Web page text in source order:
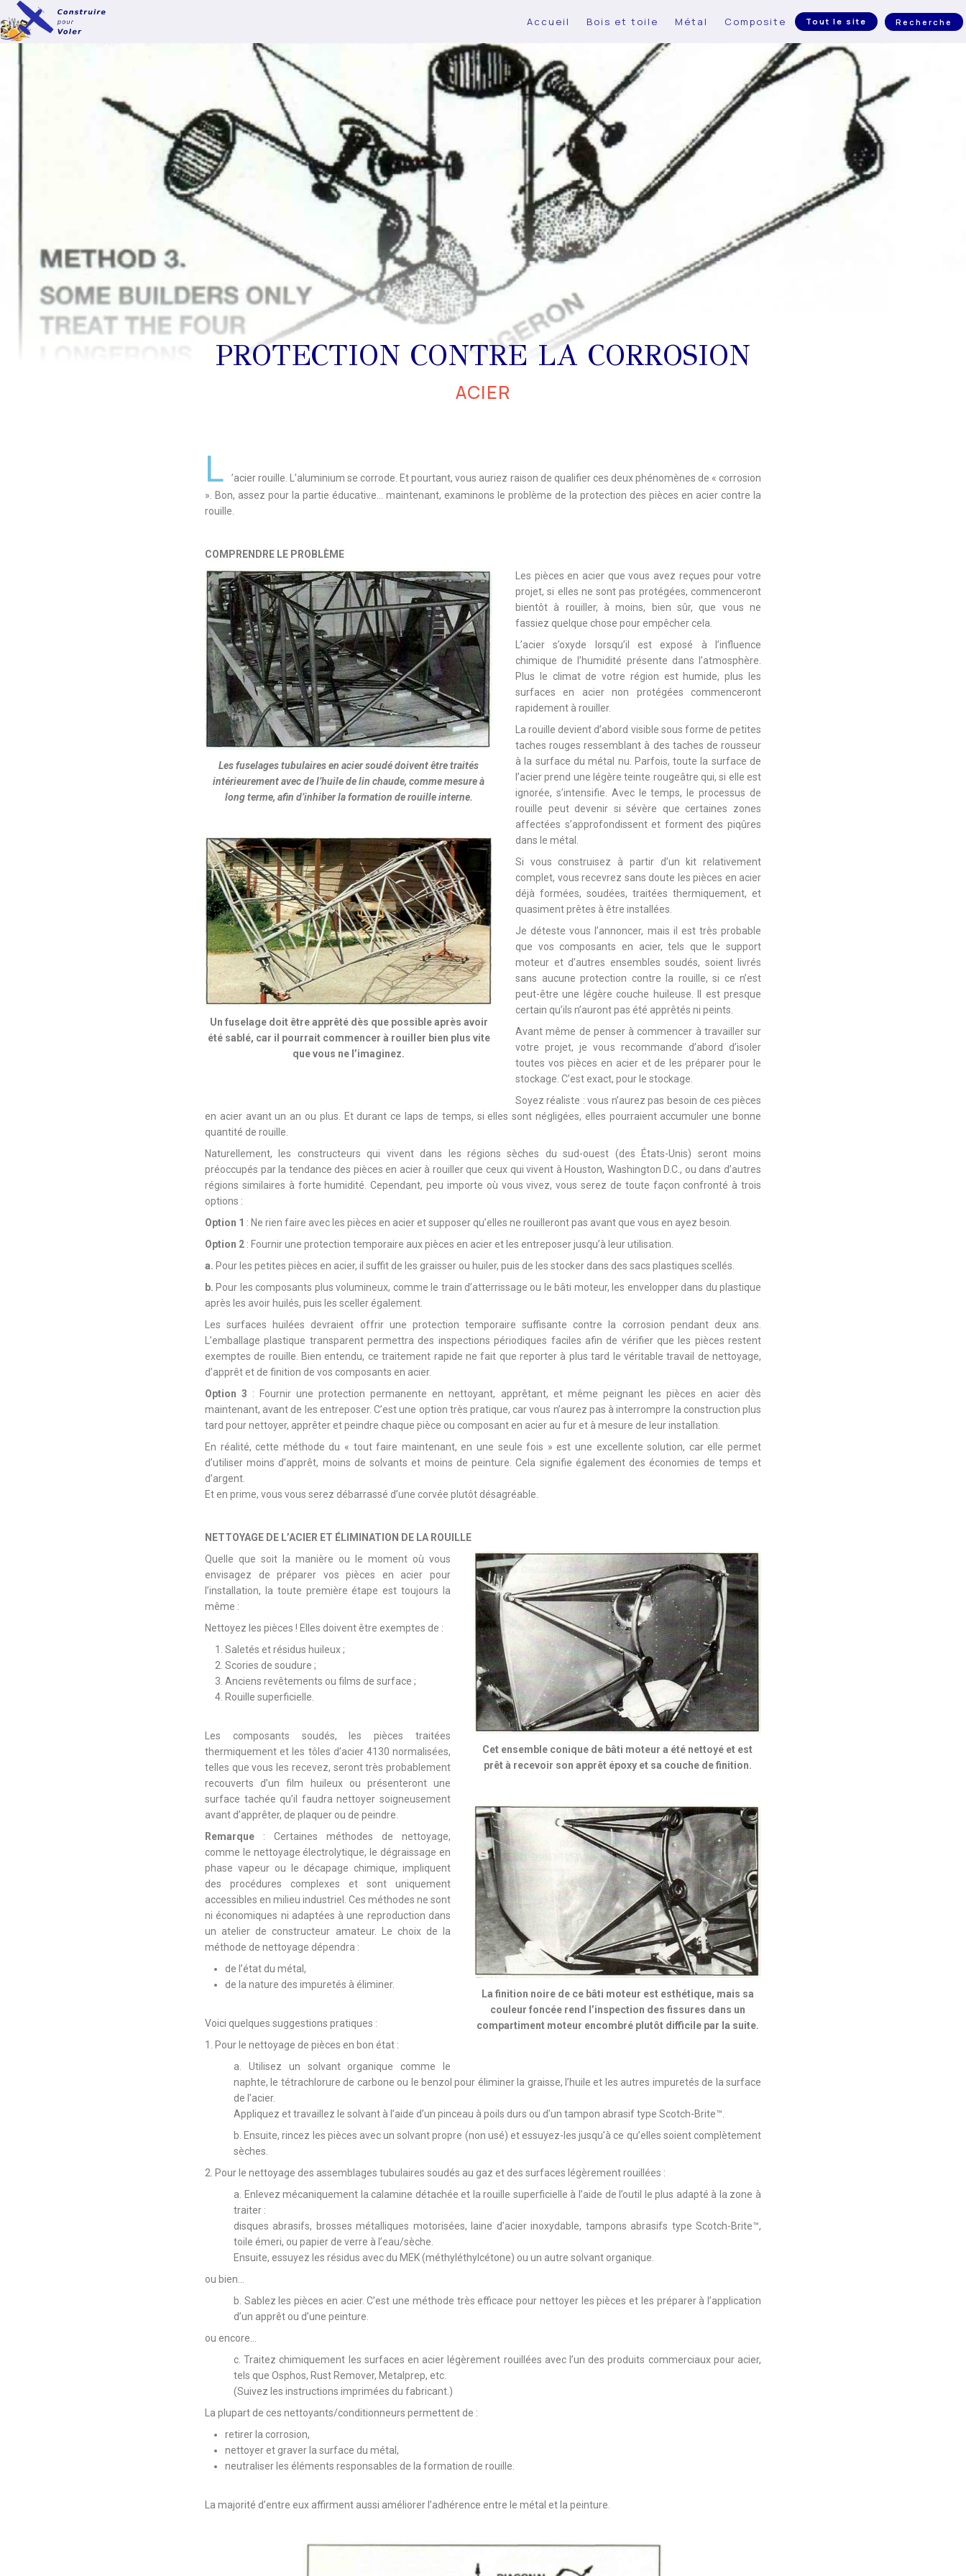
Accueil Bois et toile Métal Composite Tout le site Recherche
PROTECTION CONTRE LA CORROSION
ACIER
L
’acier rouille. L’aluminium se corrode. Et pourtant, vous auriez raison de qualifier ces deux phénomènes de « corrosion
». Bon, assez pour la partie éducative… maintenant, examinons le problème de la protection des pièces en acier contre la
rouille.
COMPRENDRE LE PROBLÈME
Les fuselages tubulaires en acier soudé doivent être traités
intérieurement avec de l’huile de lin chaude, comme mesure à
long terme, afin d’inhiber la formation de rouille interne.
Un fuselage doit être apprêté dès que possible après avoir
été sablé, car il pourrait commencer à rouiller bien plus vite
que vous ne l’imaginez.
Les pièces en acier que vous avez reçues pour votre
projet, si elles ne sont pas protégées, commenceront
bientôt à rouiller, à moins, bien sûr, que vous ne
fassiez quelque chose pour empêcher cela.
L’acier s’oxyde lorsqu’il est exposé à l’influence
chimique de l’humidité présente dans l’atmosphère.
Plus le climat de votre région est humide, plus les
surfaces en acier non protégées commenceront
rapidement à rouiller.
La rouille devient d’abord visible sous forme de petites
taches rouges ressemblant à des taches de rousseur
à la surface du métal nu. Parfois, toute la surface de
l’acier prend une légère teinte rougeâtre qui, si elle est
ignorée, s’intensifie. Avec le temps, le processus de
rouille peut devenir si sévère que certaines zones
affectées s’approfondissent et forment des piqûres
dans le métal.
Si vous construisez à partir d’un kit relativement
complet, vous recevrez sans doute les pièces en acier
déjà formées, soudées, traitées thermiquement, et
quasiment prêtes à être installées.
Je déteste vous l’annoncer, mais il est très probable
que vos composants en acier, tels que le support
moteur et d’autres ensembles soudés, soient livrés
sans aucune protection contre la rouille, si ce n’est
peut-être une légère couche huileuse. Il est presque
certain qu’ils n’auront pas été apprêtés ni peints.
Avant même de penser à commencer à travailler sur
votre projet, je vous recommande d’abord d’isoler
toutes vos pièces en acier et de les préparer pour le
stockage. C’est exact, pour le stockage.
Soyez réaliste : vous n’aurez pas besoin de ces pièces
en acier avant un an ou plus. Et durant ce laps de temps, si elles sont négligées, elles pourraient accumuler une bonne
quantité de rouille.
Naturellement, les constructeurs qui vivent dans les régions sèches du sud-ouest (des États-Unis) seront moins
préoccupés par la tendance des pièces en acier à rouiller que ceux qui vivent à Houston, Washington D.C., ou dans d’autres
régions similaires à forte humidité. Cependant, peu importe où vous vivez, vous serez de toute façon confronté à trois
options :
Option 1 : Ne rien faire avec les pièces en acier et supposer qu’elles ne rouilleront pas avant que vous en ayez besoin.
Option 2 : Fournir une protection temporaire aux pièces en acier et les entreposer jusqu’à leur utilisation.
a. Pour les petites pièces en acier, il suffit de les graisser ou huiler, puis de les stocker dans des sacs plastiques scellés.
b. Pour les composants plus volumineux, comme le train d’atterrissage ou le bâti moteur, les envelopper dans du plastique
après les avoir huilés, puis les sceller également.
Les surfaces huilées devraient offrir une protection temporaire suffisante contre la corrosion pendant deux ans.
L’emballage plastique transparent permettra des inspections périodiques faciles afin de vérifier que les pièces restent
exemptes de rouille. Bien entendu, ce traitement rapide ne fait que reporter à plus tard le véritable travail de nettoyage,
d’apprêt et de finition de vos composants en acier.
Option 3 : Fournir une protection permanente en nettoyant, apprêtant, et même peignant les pièces en acier dès
maintenant, avant de les entreposer. C’est une option très pratique, car vous n’aurez pas à interrompre la construction plus
tard pour nettoyer, apprêter et peindre chaque pièce ou composant en acier au fur et à mesure de leur installation.
En réalité, cette méthode du « tout faire maintenant, en une seule fois » est une excellente solution, car elle permet
d’utiliser moins d’apprêt, moins de solvants et moins de peinture. Cela signifie également des économies de temps et
d’argent.
Et en prime, vous vous serez débarrassé d’une corvée plutôt désagréable.
NETTOYAGE DE L’ACIER ET ÉLIMINATION DE LA ROUILLE
Cet ensemble conique de bâti moteur a été nettoyé et est
prêt à recevoir son apprêt époxy et sa couche de finition.
La finition noire de ce bâti moteur est esthétique, mais sa
couleur foncée rend l’inspection des fissures dans un
compartiment moteur encombré plutôt difficile par la suite.
Quelle que soit la manière ou le moment où vous
envisagez de préparer vos pièces en acier pour
l’installation, la toute première étape est toujours la
même :
Nettoyez les pièces ! Elles doivent être exemptes de :
Saletés et résidus huileux ;
Scories de soudure ;
Anciens revêtements ou films de surface ;
Rouille superficielle.
Les composants soudés, les pièces traitées
thermiquement et les tôles d’acier 4130 normalisées,
telles que vous les recevez, seront très probablement
recouverts d’un film huileux ou présenteront une
surface tachée qu’il faudra nettoyer soigneusement
avant d’apprêter, de plaquer ou de peindre.
Remarque : Certaines méthodes de nettoyage,
comme le nettoyage électrolytique, le dégraissage en
phase vapeur ou le décapage chimique, impliquent
des procédures complexes et sont uniquement
accessibles en milieu industriel. Ces méthodes ne sont
ni économiques ni adaptées à une reproduction dans
un atelier de constructeur amateur. Le choix de la
méthode de nettoyage dépendra :
de l’état du métal,
de la nature des impuretés à éliminer.
Voici quelques suggestions pratiques :
1. Pour le nettoyage de pièces en bon état :
a. Utilisez un solvant organique comme le
naphte, le tétrachlorure de carbone ou le benzol pour éliminer la graisse, l’huile et les autres impuretés de la surface
de l’acier.
Appliquez et travaillez le solvant à l’aide d’un pinceau à poils durs ou d’un tampon abrasif type Scotch-Brite™.
b. Ensuite, rincez les pièces avec un solvant propre (non usé) et essuyez-les jusqu’à ce qu’elles soient complètement
sèches.
2. Pour le nettoyage des assemblages tubulaires soudés au gaz et des surfaces légèrement rouillées :
a. Enlevez mécaniquement la calamine détachée et la rouille superficielle à l’aide de l’outil le plus adapté à la zone à
traiter :
disques abrasifs, brosses métalliques motorisées, laine d’acier inoxydable, tampons abrasifs type Scotch-Brite™,
toile émeri, ou papier de verre à l’eau/sèche.
Ensuite, essuyez les résidus avec du MEK (méthyléthylcétone) ou un autre solvant organique.
ou bien…
b. Sablez les pièces en acier. C’est une méthode très efficace pour nettoyer les pièces et les préparer à l’application
d’un apprêt ou d’une peinture.
ou encore…
c. Traitez chimiquement les surfaces en acier légèrement rouillées avec l’un des produits commerciaux pour acier,
tels que Osphos, Rust Remover, Metalprep, etc.
(Suivez les instructions imprimées du fabricant.)
La plupart de ces nettoyants/conditionneurs permettent de :
retirer la corrosion,
nettoyer et graver la surface du métal,
neutraliser les éléments responsables de la formation de rouille.
La majorité d’entre eux affirment aussi améliorer l’adhérence entre le métal et la peinture.